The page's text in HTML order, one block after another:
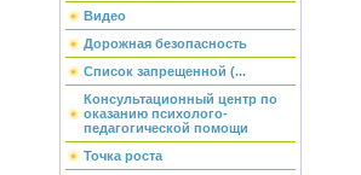
Видео
Дорожная безопасность
Список запрещенной (...
Консультационный центр по
оказанию психолого-
педагогической помощи
Точка роста